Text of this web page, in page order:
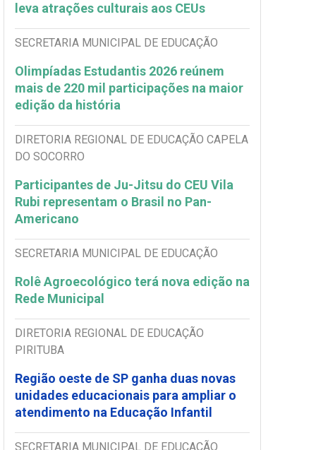
leva atrações culturais aos CEUs
SECRETARIA MUNICIPAL DE EDUCAÇÃO
Olimpíadas Estudantis 2026 reúnem
mais de 220 mil participações na maior
edição da história
DIRETORIA REGIONAL DE EDUCAÇÃO CAPELA
DO SOCORRO
Participantes de Ju-Jitsu do CEU Vila
Rubi representam o Brasil no Pan-
Americano
SECRETARIA MUNICIPAL DE EDUCAÇÃO
Rolê Agroecológico terá nova edição na
Rede Municipal
DIRETORIA REGIONAL DE EDUCAÇÃO
PIRITUBA
Região oeste de SP ganha duas novas
unidades educacionais para ampliar o
atendimento na Educação Infantil
SECRETARIA MUNICIPAL DE EDUCAÇÃO